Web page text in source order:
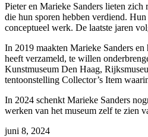
Pieter en Marieke Sanders lieten
die hun sporen hebben verdiend.
conceptueel werk. De laatste jaren
In 2019 maakten Marieke Sanders
heeft verzameld, te willen
Kunstmuseum Den Haag,
tentoonstelling Collector’s Item
In 2024 schenkt Marieke Sanders
werken van het museum zelf te zien
juni 8, 2024